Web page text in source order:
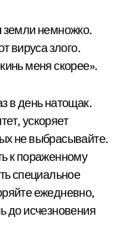
земли немножко.
вируса злого.
меня скорее».
в день натощак.
ускоряет
не выбрасывайте.
к пораженному
специальное
ежедневно,
до исчезновения